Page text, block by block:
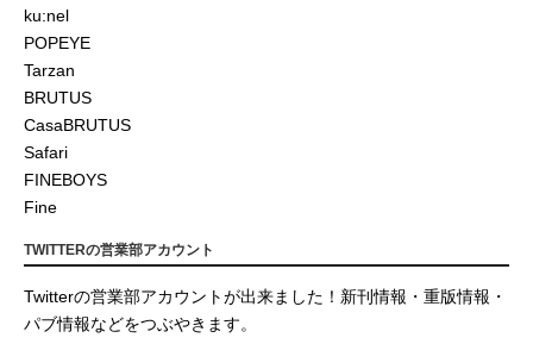
ku:nel
POPEYE
Tarzan
BRUTUS
CasaBRUTUS
Safari
FINEBOYS
Fine
TWITTERの営業部アカウント
Twitterの営業部アカウントが出来ました！新刊情報・重版情報・
パブ情報などをつぶやきます。